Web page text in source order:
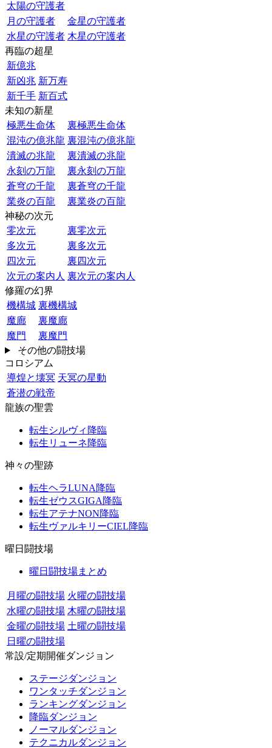
太陽の守護者
月の守護者
金星の守護者
水星の守護者 木星の守護者
再臨の超星
新億兆
新凶兆 新万寿
新千手 新百式
未知の新星
極悪生命体
裏極悪生命体
混沌の億兆龍 裏混沌の億兆龍
潰滅の兆龍
裏潰滅の兆龍
永刻の万龍
裏永刻の万龍
蒼穹の千龍
裏蒼穹の千龍
業炎の百龍
裏業炎の百龍
神秘の次元
零次元
裏零次元
多次元
裏多次元
四次元
裏四次元
次元の案内人 裏次元の案内人
修羅の幻界
機構城 裏機構城
魔廊
裏魔廊
魔門
裏魔門
その他の闘技場
コロシアム
導煌と壊冥 天冥の星動
蒼潜の戦帝
龍族の聖雲
転生シルヴィ降臨
転生リューネ降臨
神々の聖跡
転生ヘラLUNA降臨
転生ゼウスGIGA降臨
転生アテナNON降臨
転生ヴァルキリーCIEL降臨
曜日闘技場
曜日闘技場まとめ
月曜の闘技場 火曜の闘技場
水曜の闘技場 木曜の闘技場
金曜の闘技場 土曜の闘技場
日曜の闘技場
常設/定期開催ダンジョン
ステージダンジョン
ワンタッチダンジョン
ランキングダンジョン
降臨ダンジョン
ノーマルダンジョン
テクニカルダンジョン